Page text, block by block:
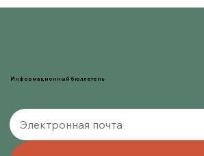
Информационный бюллетень